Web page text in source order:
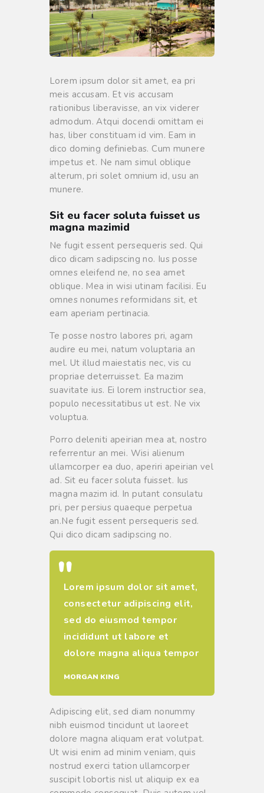
Lorem ipsum dolor sit amet, ea pri
meis accusam. Et vis accusam
rationibus liberavisse, an vix viderer
admodum. Atqui docendi omittam ei
has, liber constituam id vim. Eam in
dico doming definiebas. Cum munere
impetus et. Ne nam simul oblique
alterum, pri solet omnium id, usu an
munere.
Sit eu facer soluta fuisset us
magna mazimid
Ne fugit essent persequeris sed. Qui
dico dicam sadipscing no. Ius posse
omnes eleifend ne, no sea amet
oblique. Mea in wisi utinam facilisi. Eu
omnes nonumes reformidans sit, et
eam aperiam pertinacia.
Te posse nostro labores pri, agam
audire eu mei, natum voluptaria an
mel. Ut illud maiestatis nec, vis cu
propriae deterruisset. Ea mazim
suavitate ius. Ei lorem instructior sea,
populo necessitatibus ut est. Ne vix
voluptua.
Porro deleniti apeirian mea at, nostro
referrentur an mei. Wisi alienum
ullamcorper ea duo, aperiri apeirian vel
ad. Sit eu facer soluta fuisset. Ius
magna mazim id. In putant consulatu
pri, per persius quaeque perpetua
an.Ne fugit essent persequeris sed.
Qui dico dicam sadipscing no.
Lorem ipsum dolor sit amet,
consectetur adipiscing elit,
sed do eiusmod tempor
incididunt ut labore et
dolore magna aliqua tempor
MORGAN KING
Adipiscing elit, sed diam nonummy
nibh euismod tincidunt ut laoreet
dolore magna aliquam erat volutpat.
Ut wisi enim ad minim veniam, quis
nostrud exerci tation ullamcorper
suscipit lobortis nisl ut aliquip ex ea